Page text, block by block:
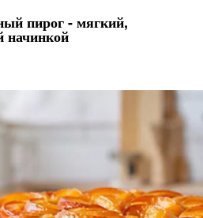
пирог - мягкий,
начинкой